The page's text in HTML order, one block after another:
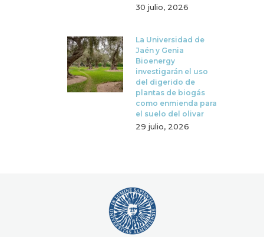
30 julio, 2026
La Universidad de
Jaén y Genia
Bioenergy
investigarán el uso
del digerido de
plantas de biogás
como enmienda para
el suelo del olivar
29 julio, 2026